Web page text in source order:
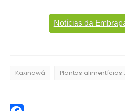
Notícias da
Kaxinawá Plantas